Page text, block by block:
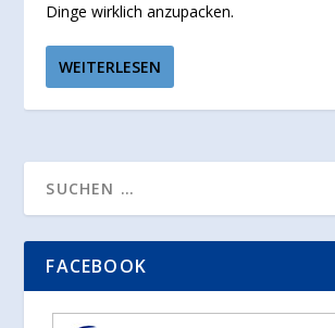
Dinge wirklich anzupacken.
WEITERLESEN
FACEBOOK